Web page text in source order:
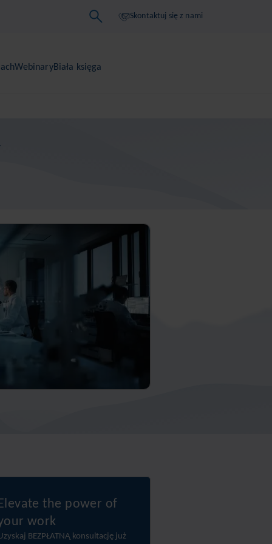
Skontaktuj się z nami
WebinaryBiała księga
the power of
work
BEZPŁATNĄ konsultację już